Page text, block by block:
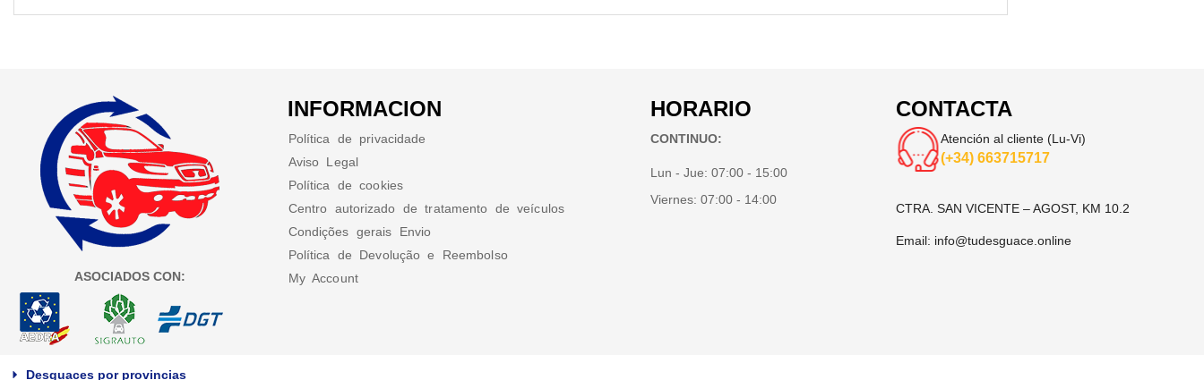
ASOCIADOS CON:
INFORMACION
Política de privacidade
Aviso Legal
Política de cookies
Centro autorizado de tratamento de veículos
Condições gerais Envio
Política de Devolução e Reembolso
My Account
HORARIO
CONTINUO:
Lun - Jue:07:00 - 15:00
Viernes:07:00 - 14:00
CONTACTA
Atención al cliente (Lu-Vi)
(+34) 663715717
CTRA. SAN VICENTE – AGOST, KM 10.2
Email: info@tudesguace.online
Desguaces por provincias